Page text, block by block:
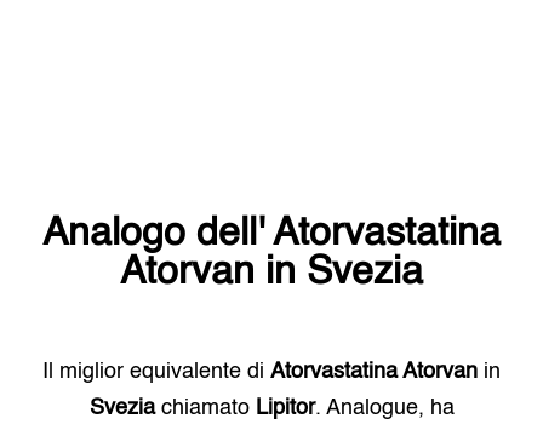
Analogo dell'Atorvastatina
Atorvan in Svezia
Il miglior equivalente di Atorvastatina Atorvan in
Sveziachiamato Lipitor. Analogue, ha